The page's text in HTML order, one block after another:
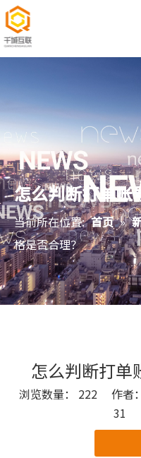
怎么判断打单账
当前所在位置: 首页 »
格是否合理？
怎么判断打单
浏览数量： 222 作者
31